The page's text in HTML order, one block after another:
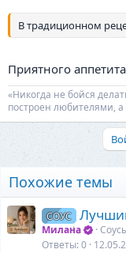
В традиционном
Приятного
«Никогда не бойся
построен любителями,
Похожие темы
СОУС
Милана
Ответы 0